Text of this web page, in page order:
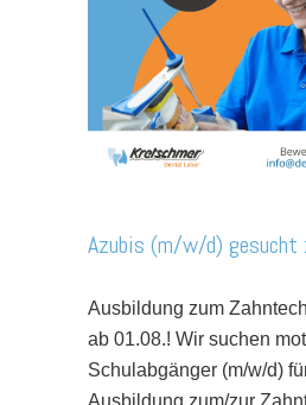
Azubis (m/w/d) gesucht
Ausbildung zum
ab 01.08.! Wir suchen
Schulabgänger (m/w/d)
Ausbildung zum/zur